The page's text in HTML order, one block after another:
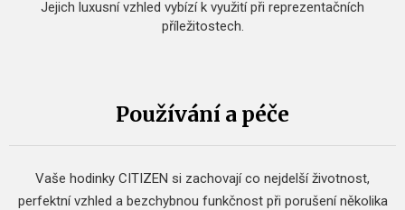
Jejich luxusní vzhled vybízí k využití při reprezentačních
příležitostech.
Používání a péče
Vaše hodinky CITIZEN si zachovají co nejdelší životnost,
perfektní vzhled a bezchybnou funkčnost při porušení několika